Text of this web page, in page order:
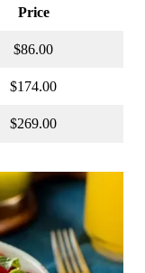
Price
$86.00
$174.00
$269.00